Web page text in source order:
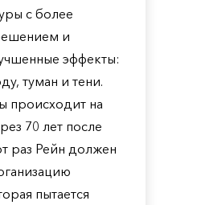
с более
и
эффекты:
туман и тени.
происходит на
70 лет после
раз Рейн должен
пытается